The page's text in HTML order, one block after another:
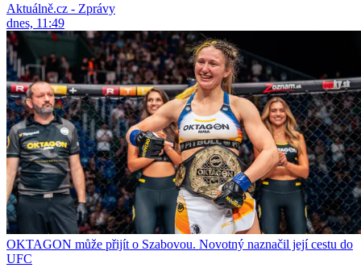
Aktuálně.cz - Zprávy
dnes, 11:49
OKTAGON může přijít o Szabovou. Novotný naznačil její cestu do
UFC